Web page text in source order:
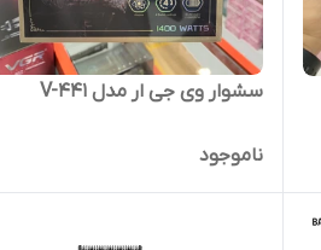
سشوار وی جی ار مدل V-441
ناموجود